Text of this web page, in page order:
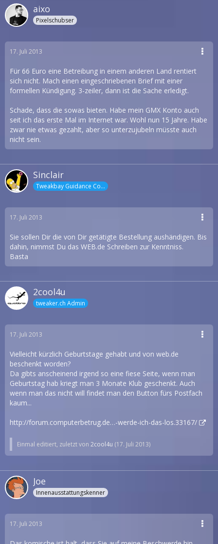
aixo
Pixelschubser
17. Juli 2013
Für 66 Euro eine Betreibung in einem anderen Land rentiert
sich nicht. Mach einen eingeschriebenen Brief mit einer
formellen Kündigung. 3-zeiler, dann ist die Sache erledigt.
Schade, dass die sowas bieten. Habe mein GMX Konto auch
seit ich das erste Mal im Internet war. Wohl nun 15 Jahre. Habe
zwar nie etwas gezahlt, aber so unterzujubeln müsste auch
nicht sein.
Sinclair
Tweakbay Guidance Counselor
17. Juli 2013
Sie sollen Dir die von Dir getätigte Bestellung aushändigen. Bis
dahin, nimmst Du das WEB.de Schreiben zur Kenntniss.
Basta
2cool4u
tweaker.ch Admin
17. Juli 2013
Vielleicht kürzlich Geburtstage gehabt und von web.de
beschenkt worden?
Da gibts anscheinend irgend so eine fiese Seite, wenn man
Geburtstag hab kriegt man 3 Monate Klub geschenkt. Auch
wenn man das nicht will findet man den Button fürs Postfach
kaum...
http://forum.computerbetrug.de…-werde-ich-das-los.33167/
Einmal editiert, zuletzt von 2cool4u (17. Juli 2013)
Joe
Innenausstattungskenner
17. Juli 2013